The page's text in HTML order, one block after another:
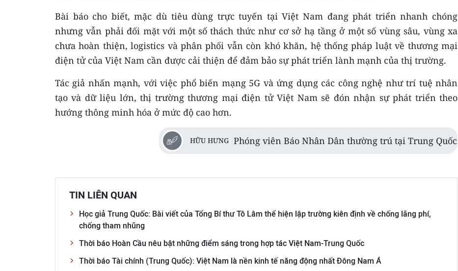
Bài báo cho biết, mặc dù tiêu dùng trực tuyến tại Việt Nam đang phát triển nhanh chóng
nhưng vẫn phải đối mặt với một số thách thức như cơ sở hạ tầng ở một số vùng sâu, vùng xa
chưa hoàn thiện, logistics và phân phối vẫn còn khó khăn, hệ thống pháp luật về thương mại
điện tử của Việt Nam cần được cải thiện để đảm bảo sự phát triển lành mạnh của thị trường.
Tác giả nhấn mạnh, với việc phổ biến mạng 5G và ứng dụng các công nghệ như trí tuệ nhân
tạo và dữ liệu lớn, thị trường thương mại điện tử Việt Nam sẽ đón nhận sự phát triển theo
hướng thông minh hóa ở mức độ cao hơn.
HỮU HƯNG Phóng viên Báo Nhân Dân thường trú tại Trung Quốc
TIN LIÊN QUAN
Học giả Trung Quốc: Bài viết của Tổng Bí thư Tô Lâm thể hiện lập trường kiên định về chống lãng phí,
chống tham nhũng
Thời báo Hoàn Cầu nêu bật những điểm sáng trong hợp tác Việt Nam-Trung Quốc
Thời báo Tài chính (Trung Quốc): Việt Nam là nền kinh tế năng động nhất Đông Nam Á